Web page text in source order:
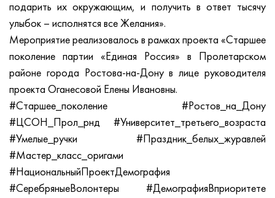
подарить их окружающим, и получить в ответ тысячу
улыбок – исполнятся все Желания».
Мероприятие реализовалось в рамках проекта «Старшее
поколение партии «Единая Россия» в Пролетарском
районе города Ростова-на-Дону в лице руководителя
проекта Оганесовой Елены Ивановны.
#Старшее_поколение #Ростов_на_Дону
#ЦСОН_Прол_рнд #Университет_третьего_возраста
#Умелые_ручки #Праздник_белых_журавлей
#Мастер_класс_оригами
#НациональныйПроектДемография
#СеребряныеВолонтеры #ДемографияВприоритете